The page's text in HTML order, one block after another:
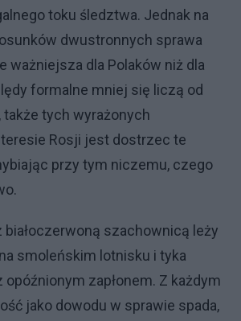
toku śledztwa. Jednak na
dwustronnych sprawa
ważniejsza dla Polaków niż dla
formalne mniej się liczą od
tych wyrażonych
Rosji jest dostrzec te
przy tym niczemu, czego
białoczerwoną szachownicą leży
smoleńskim lotnisku i tyka
zapłonem. Z każdym
jako dowodu w sprawie spada,